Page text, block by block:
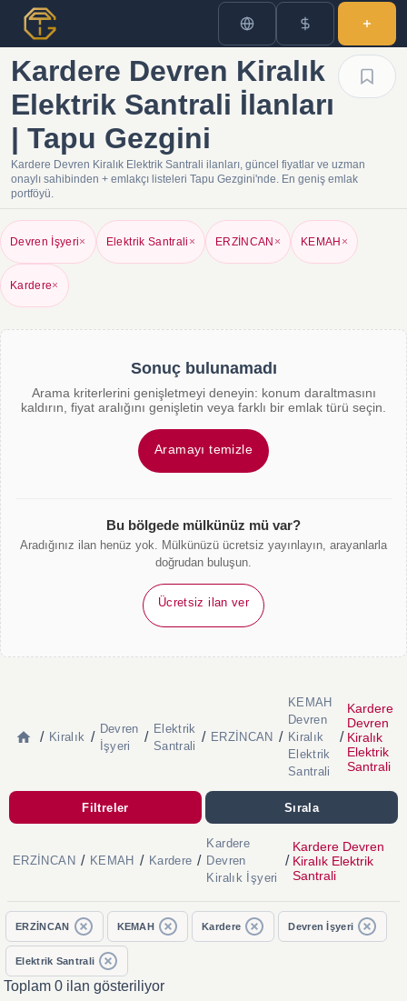
Kardere Devren Kiralık
Elektrik Santrali İlanları
| Tapu Gezgini
Kardere Devren Kiralık Elektrik Santrali ilanları, güncel fiyatlar ve uzman
onaylı sahibinden + emlakçı listeleri Tapu Gezgini'nde. En geniş emlak
portföyü.
Devren İşyeri× Elektrik Santrali × ERZİNCAN × KEMAH ×
Kardere×
Sonuç bulunamadı
Arama kriterlerini genişletmeyi deneyin: konum daraltmasını
kaldırın, fiyat aralığını genişletin veya farklı bir emlak türü seçin.
Aramayı temizle
Bu bölgede mülkünüz mü var?
Aradığınız ilan henüz yok. Mülkünüzü ücretsiz yayınlayın, arayanlarla
doğrudan buluşun.
Ücretsiz ilan ver
/ Kiralık /
Devren
İşyeri
/
Elektrik
Santrali
/ ERZİNCAN /
KEMAH
Devren
Kiralık
Elektrik
Santrali
/
Kardere
Devren
Kiralık
Elektrik
Santrali
Filtreler Sırala
ERZİNCAN / KEMAH / Kardere /
Kardere
Devren
Kiralık İşyeri
/
Kardere Devren
Kiralık Elektrik
Santrali
ERZİNCAN KEMAH Kardere Devren İşyeri
Elektrik Santrali
Toplam 0 ilan gösteriliyor